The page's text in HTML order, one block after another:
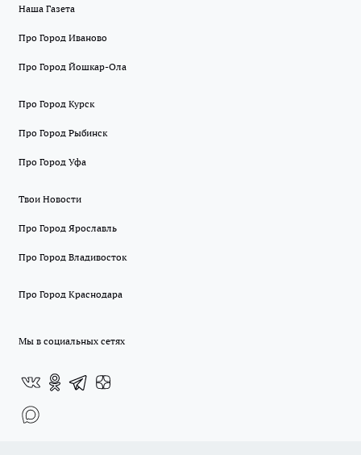
Наша Газета
Про Город Иваново
Про Город Йошкар-Ола
Про Город Курск
Про Город Рыбинск
Про Город Уфа
Твои Новости
Про Город Ярославль
Про Город Владивосток
Про Город Краснодара
Мы в социальных сетях